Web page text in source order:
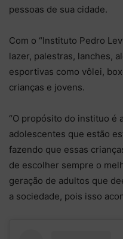
pessoas de sua cidade.
Com o “Instituto Pedro
lazer, palestras, lanches,
esportivas como vôlei,
crianças e jovens.
“O propósito do instituo é
adolescentes que estão
fazendo que essas
de escolher sempre o
geração de adultos que
a sociedade, pois isso